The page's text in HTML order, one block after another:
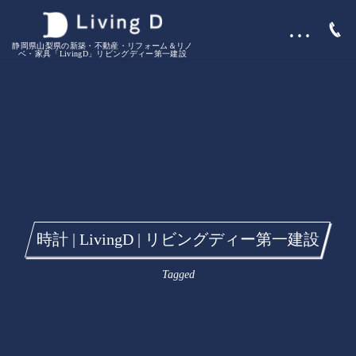
静岡県山梨県の新築・不動産・リフォーム＆リノ
ベ・家具「LivingD」リビングディー第一建設
…
時計 | LivingD | リビングディー第一建設
Tagged